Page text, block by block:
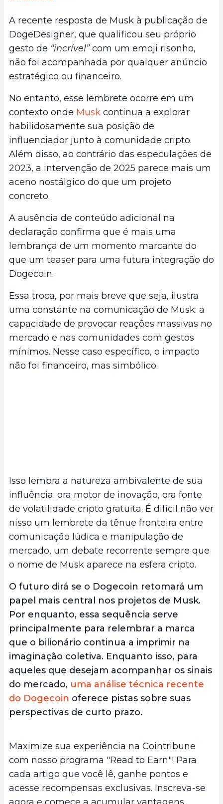
A recente resposta de Musk à publicação de
DogeDesigner, que qualificou seu próprio
gesto de “incrível”com um emoji risonho,
não foi acompanhada por qualquer anúncio
estratégico ou financeiro.
No entanto, esse lembrete ocorre em um
contexto onde Musk continua a explorar
habilidosamente sua posição de
influenciador junto à comunidade cripto.
Além disso, ao contrário das especulações de
2023, a intervenção de 2025 parece mais um
aceno nostálgico do que um projeto
concreto.
A ausência de conteúdo adicional na
declaração confirma que é mais uma
lembrança de um momento marcante do
que um teaser para uma futura integração do
Dogecoin.
Essa troca, por mais breve que seja, ilustra
uma constante na comunicação de Musk: a
capacidade de provocar reações massivas no
mercado e nas comunidades com gestos
mínimos. Nesse caso específico, o impacto
não foi financeiro, mas simbólico.
Isso lembra a natureza ambivalente de sua
influência: ora motor de inovação, ora fonte
de volatilidade cripto gratuita. É difícil não ver
nisso um lembrete da tênue fronteira entre
comunicação lúdica e manipulação de
mercado, um debate recorrente sempre que
o nome de Musk aparece na esfera cripto.
O futuro dirá se o Dogecoin retomará um
papel mais central nos projetos de Musk.
Por enquanto, essa sequência serve
principalmente para relembrar a marca
que o bilionário continua a imprimir na
imaginação coletiva. Enquanto isso, para
aqueles que desejam acompanhar os sinais
do mercado, uma análise técnica recente
do Dogecoin oferece pistas sobre suas
perspectivas de curto prazo.
Maximize sua experiência na Cointribune
com nosso programa "Read to Earn"! Para
cada artigo que você lê, ganhe pontos e
acesse recompensas exclusivas. Inscreva-se